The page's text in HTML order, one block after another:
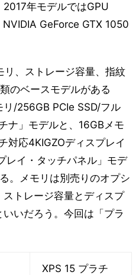
年モデルではGPU
GeForce GTX 1050
リ、ストレージ容量、指紋
のベースモデルがある
/256GB PCIe SSD/フル
ナ」モデルと、16GBメモ
対応4KIGZOディスプレイ
レイ・タッチパネル」モデ
。メモリは別売りのオプシ
トレージ容量とディスプ
いだろう。今回は「プラ
XPS 15 プラチ